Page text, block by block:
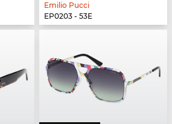
Emilio Pucci
EP0203 - 53E